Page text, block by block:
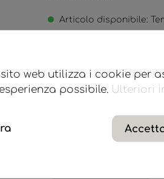
Articolo disponibile:
Profumatore spray per
profumazione piacevole e
Aggiungi alla wishlist
web utilizza i cookie per
possibile. Ulteriori